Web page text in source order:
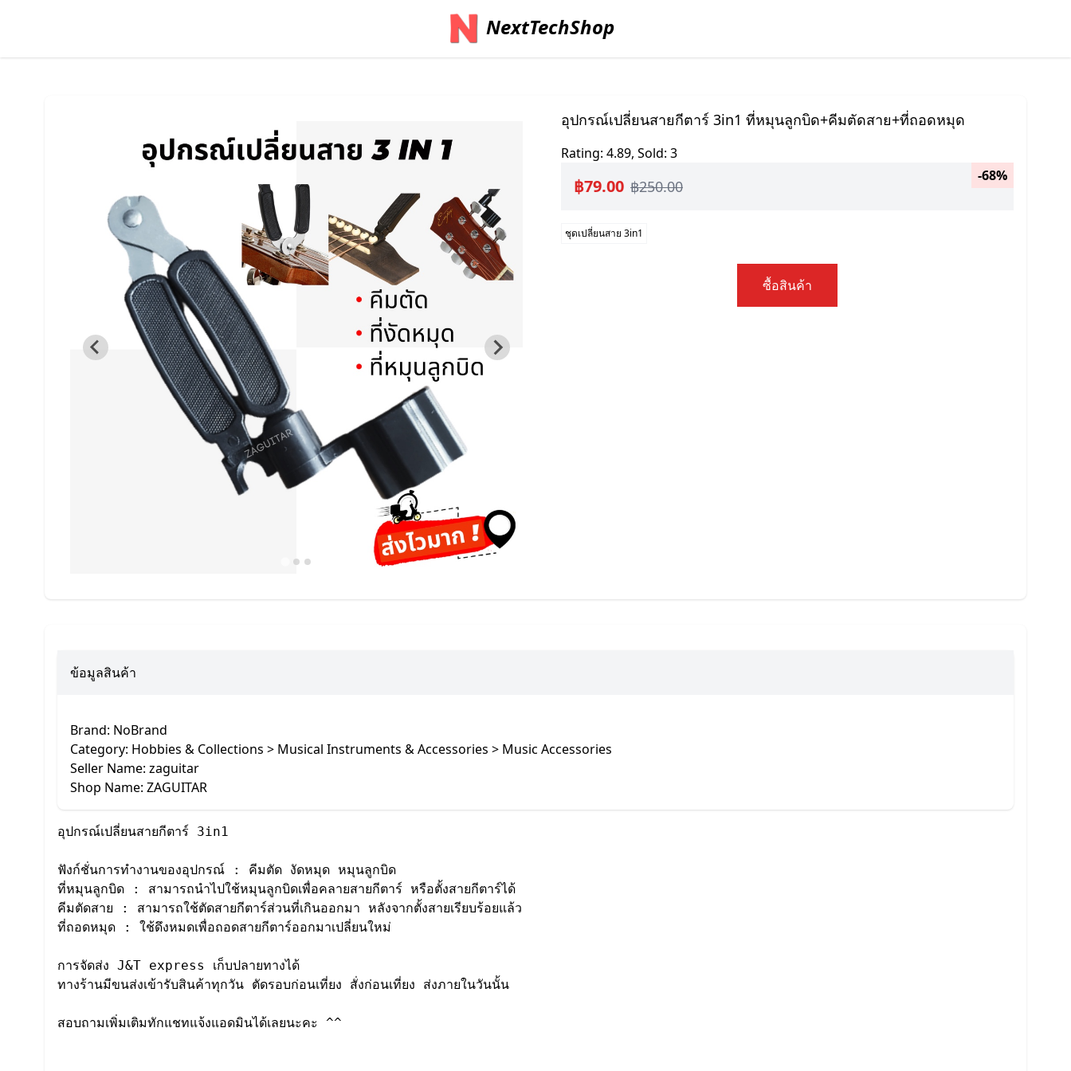
NextTechShop
อุปกรณ์เปลี่ยนสายกีตาร์ 3in1 ที่หมุนลูกบิด+คีมตัดสาย+ที่ถอดหมุด
Rating: 4.89, Sold: 3
฿79.00 ฿250.00
-68%
ชุดเปลี่ยนสาย 3in1
ซื้อสินค้า
ข้อมูลสินค้า
Brand: NoBrand
Category: Hobbies & Collections > Musical Instruments & Accessories > Music Accessories
Seller Name: zaguitar
Shop Name: ZAGUITAR
อุปกรณ์เปลี่ยนสายกีตาร์ 3in1
ฟังก์ชั่นการทำงานของอุปกรณ์ : คีมตัด งัดหมุด หมุนลูกบิด
ที่หมุนลูกบิด : สามารถนำไปใช้หมุนลูกบิดเพื่อคลายสายกีตาร์ หรือตั้งสายกีตาร์ได้
คีมตัดสาย : สามารถใช้ตัดสายกีตาร์ส่วนที่เกินออกมา หลังจากตั้งสายเรียบร้อยแล้ว
ที่ถอดหมุด : ใช้ดึงหมดเพื่อถอดสายกีตาร์ออกมาเปลี่ยนใหม่
การจัดส่ง J&T express เก็บปลายทางได้
ทางร้านมีขนส่งเข้ารับสินค้าทุกวัน ตัดรอบก่อนเที่ยง สั่งก่อนเที่ยง ส่งภายในวันนั้น
สอบถามเพิ่มเติมทักแชทแจ้งแอดมินได้เลยนะคะ ^^